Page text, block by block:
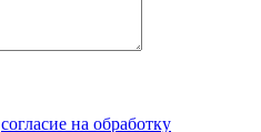
согласие на обработку